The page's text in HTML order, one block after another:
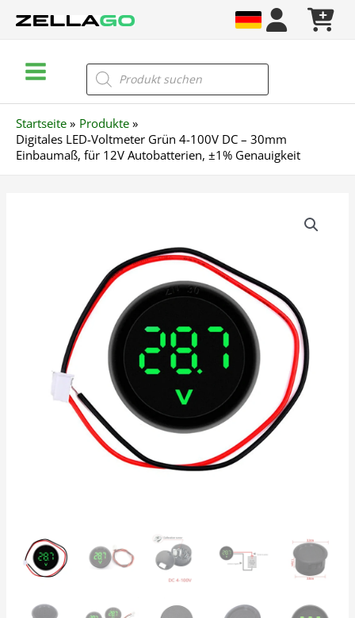
Inhalt
Menu
Products
search
Startseite
Produkte
Digitales LED-Voltmeter Grün 4-100V DC – 30mm
Einbaumaß, für 12V Autobatterien, ±1% Genauigkeit
Einbaumaß,
Autobatterien,